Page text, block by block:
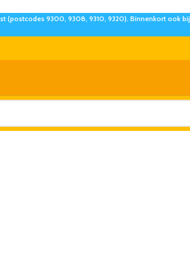
(postcodes 9300, 9308, 9310, 9320). Binnenkort ook